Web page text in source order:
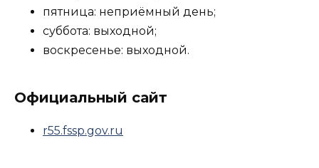
пятница: неприёмный день;
суббота: выходной;
воскресенье: выходной.
Официальный сайт
r55.fssp.gov.ru